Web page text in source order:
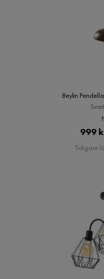
Beylin
999
Tidigare